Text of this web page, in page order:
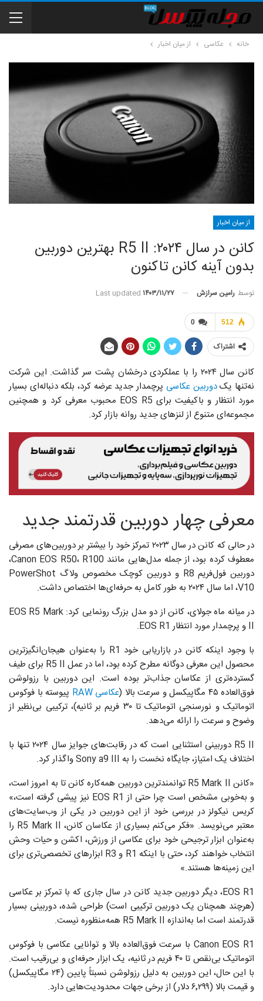
خانه عکاسی از میان اخبار
از میان اخبار
کانن در سال ۲۰۲۴: R5 II بهترین دوربین
بدون آینه کانن تاکنون
توسط رامین سرازش Last updated ۱۴۰۳/۱۱/۲۷
0 512
اشتراک
کانن سال ۲۰۲۴ را با عملکردی درخشان پشت سر گذاشت. این شرکت
نه‌تنها یکدوربین عکاسی پرچمدار جدید عرضه کرد، بلکه دنباله‌ای بسیار
مورد انتظار و باکیفیت برای EOS R5 محبوب معرفی کرد و همچنین
مجموعه‌ای متنوع از لنزهای جدید روانه بازار کرد.
معرفی چهار دوربین قدرتمند جدید
در حالی که کانن در سال ۲۰۲۳ تمرکز خود را بیشتر بر دوربین‌های مصرفی
معطوف کرده بود، از جمله مدل‌هایی مانند Canon EOS R50، R100،
دوربین فول‌فریم R8 و دوربین کوچک مخصوص ولاگ PowerShot
V10، اما سال ۲۰۲۴ به طور کامل به حرفه‌ای‌ها اختصاص داشت.
در میانه ماه جولای، کانن از دو مدل بزرگ رونمایی کرد: EOS R5 Mark
II و پرچمدار مورد انتظار EOS R1.
با وجود اینکه کانن در بازاریابی خود R1 را به‌عنوان هیجان‌انگیزترین
محصول این معرفی دوگانه مطرح کرده بود، اما در عمل R5 II برای طیف
گسترده‌تری از عکاسان جذاب‌تر بوده است. این دوربین با رزولوشن
فوق‌العاده ۴۵ مگاپیکسل و سرعت بالا (
عکاسی RAW
پیوسته با فوکوس
اتوماتیک و نورسنجی اتوماتیک تا ۳۰ فریم بر ثانیه)، ترکیبی بی‌نظیر از
وضوح و سرعت را ارائه می‌دهد.
R5 II دوربینی استثنایی است که در رقابت‌های جوایز سال ۲۰۲۴ تنها با
اختلاف یک امتیاز، جایگاه نخست را به Sony a9 III واگذار کرد.
«کانن R5 Mark II توانمندترین دوربین همه‌کاره کانن تا به امروز است،
و به‌خوبی مشخص است چرا حتی از EOS R1 نیز پیشی گرفته است،»
کریس نیکولز در بررسی خود از این دوربین در یکی از وب‌سایت‌های
معتبر می‌نویسد. «فکر می‌کنم بسیاری از عکاسان کانن، R5 Mark II را
به‌عنوان ابزار ترجیحی خود برای عکاسی از ورزش، اکشن و حیات وحش
انتخاب خواهند کرد، حتی با اینکه R1 و R3 ابزارهای تخصصی‌تری برای
این زمینه‌ها هستند.»
EOS R1، دیگر دوربین جدید کانن در سال جاری که با تمرکز بر عکاسی
(هرچند همچنان یک دوربین ترکیبی است) طراحی شده، دوربینی بسیار
قدرتمند است اما به‌اندازه R5 Mark II همه‌منظوره نیست.
Canon EOS R1 با سرعت فوق‌العاده بالا و توانایی عکاسی با فوکوس
اتوماتیک بی‌نقص تا ۴۰ فریم در ثانیه، یک ابزار حرفه‌ای و بی‌رقیب است.
با این حال، این دوربین به دلیل رزولوشن نسبتاً پایین (۲۴ مگاپیکسل)
و قیمت بالا (۶٬۲۹۹ دلار) از برخی جهات محدودیت‌هایی دارد.